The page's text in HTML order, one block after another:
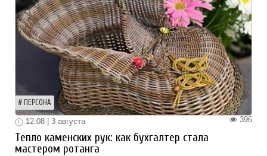
ПЕРСОНА
396
12:08 | 3 августа
Тепло каменских рук: как бухгалтер стала
мастером ротанга